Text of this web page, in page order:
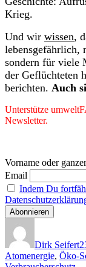
Krieg.
Und wir wissen,
lebensgefährlich,
sondern für viele
der Geflüchteten
berichten. Auch
Unterstütze
Newsletter.
Vorname oder
Email
Indem Du
Dirk Seifert
Atomenergie, Öko-